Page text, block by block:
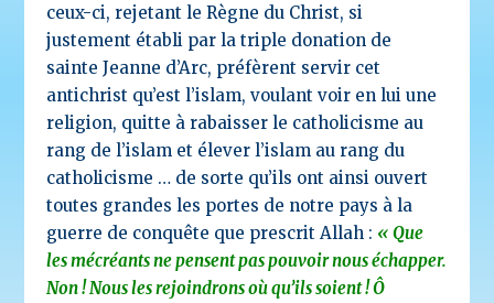
ceux-ci, rejetant le Règne du Christ, si
justement établi par la triple donation de
sainte Jeanne d’Arc, préfèrent servir cet
antichrist qu’est l’islam, voulant voir en lui une
religion, quitte à rabaisser le catholicisme au
rang de l’islam et élever l’islam au rang du
catholicisme … de sorte qu’ils ont ainsi ouvert
toutes grandes les portes de notre pays à la
guerre de conquête que prescrit Allah : « Que
les mécréants ne pensent pas pouvoir nous échapper.
Non ! Nous les rejoindrons où qu’ils soient ! Ô